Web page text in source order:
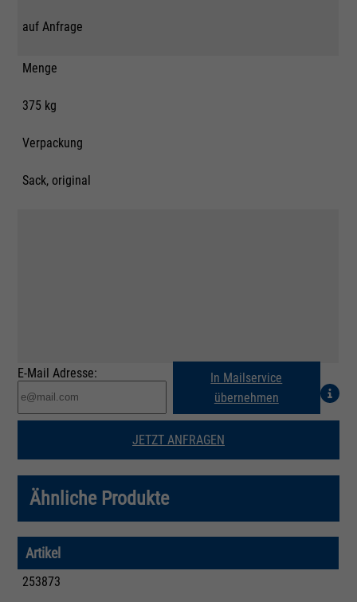
auf Anfrage
Menge
375 kg
Verpackung
Sack, original
E-Mail Adresse:
In Mailservice
übernehmen
JETZT ANFRAGEN
Ähnliche Produkte
Artikel
253873